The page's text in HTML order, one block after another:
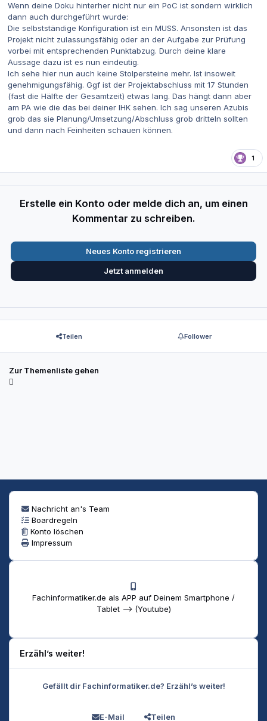
Wenn deine Doku hinterher nicht nur ein PoC ist sondern wirklich
dann auch durchgeführt wurde:
Die selbstständige Konfiguration ist ein MUSS. Ansonsten ist das
Projekt nicht zulassungsfähig oder an der Aufgabe zur Prüfung
vorbei mit entsprechenden Punktabzug. Durch deine klare
Aussage dazu ist es nun eindeutig.
Ich sehe hier nun auch keine Stolpersteine mehr. Ist insoweit
genehmigungsfähig. Ggf ist der Projektabschluss mit 17 Stunden
(fast die Hälfte der Gesamtzeit) etwas lang. Das hängt dann aber
am PA wie die das bei deiner IHK sehen. Ich sag unseren Azubis
grob das sie Planung/Umsetzung/Abschluss grob dritteln sollten
und dann nach Feinheiten schauen können.
1
Erstelle ein Konto oder melde dich an, um einen
Kommentar zu schreiben.
Neues Konto registrieren
Jetzt anmelden
Teilen Follower
Zur Themenliste gehen
Nachricht an's Team
Boardregeln
Konto löschen
Impressum
Fachinformatiker.de als APP auf Deinem Smartphone /
Tablet --> (Youtube)
Erzähl’s weiter!
Gefällt dir Fachinformatiker.de? Erzähl’s weiter!
E-Mail Teilen